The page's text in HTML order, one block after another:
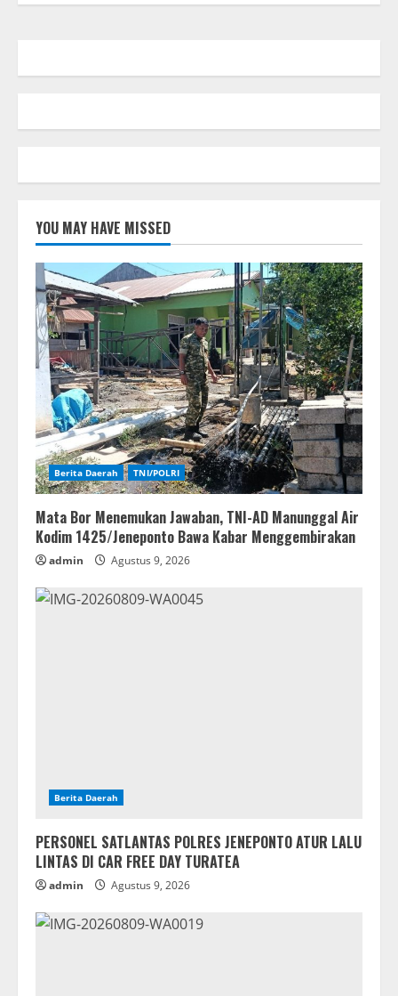
YOU MAY HAVE MISSED
Berita Daerah TNI/POLRI
Mata Bor Menemukan Jawaban, TNI-AD Manunggal Air
Kodim 1425/Jeneponto Bawa Kabar Menggembirakan
admin Agustus 9, 2026
Berita Daerah
PERSONEL SATLANTAS POLRES JENEPONTO ATUR LALU
LINTAS DI CAR FREE DAY TURATEA
admin Agustus 9, 2026